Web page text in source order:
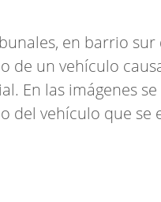
en barrio
de un vehículo
En las imágenes
del vehículo que se